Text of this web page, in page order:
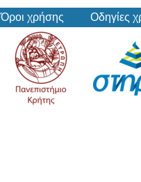
Όροι χρήσης Οδηγίες